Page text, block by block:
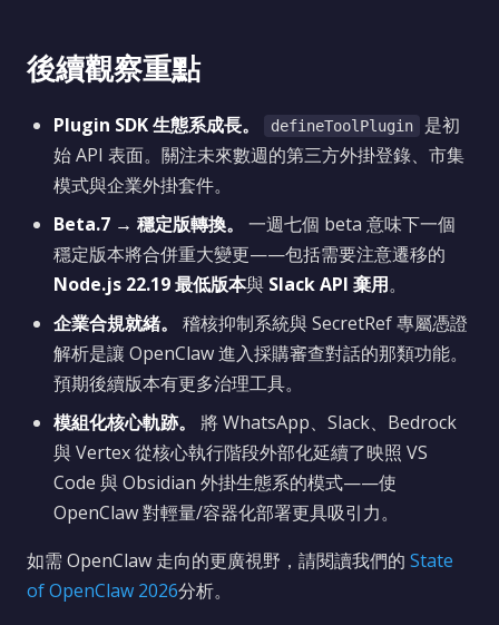
後續觀察重點
Plugin SDK 生態系成長。 defineToolPlugin
是初
始 API 表面。關注未來數週的第三方外掛登錄、市集
模式與企業外掛套件。
Beta.7 → 穩定版轉換。
一週七個 beta 意味下一個
穩定版本將合併重大變更——包括需要注意遷移的
Node.js 22.19 最低版本與 Slack API 棄用。
企業合規就緒。
稽核抑制系統與 SecretRef 專屬憑證
解析是讓 OpenClaw 進入採購審查對話的那類功能。
預期後續版本有更多治理工具。
模組化核心軌跡。
將 WhatsApp、Slack、Bedrock
與 Vertex 從核心執行階段外部化延續了映照 VS
Code 與 Obsidian 外掛生態系的模式——使
OpenClaw 對輕量/容器化部署更具吸引力。
如需 OpenClaw 走向的更廣視野，請閱讀我們的 State
of OpenClaw 2026分析。